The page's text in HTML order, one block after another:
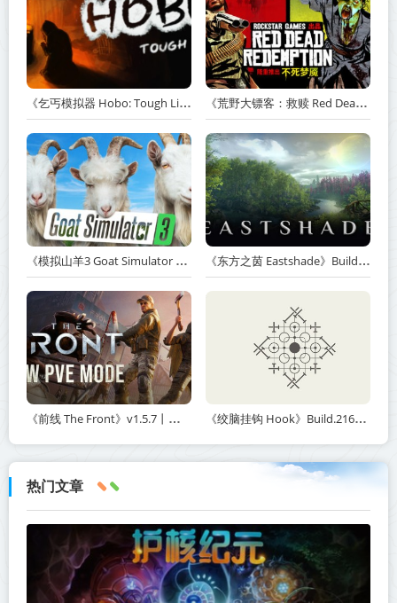
《乞丐模拟器 Hobo: Tough Life》v1.20.010-赠原声带+解锁全人物满级通关存档+多项修改器【单机+联机】丨中文版网盘下载 《荒野大镖客：救赎 Red Dead Redemption》v1.0.42.46611-送修改器丨中文版网盘下载
《模拟山羊3 Goat Simulator 3》v1.2.0.2-全DLC+含重制版【单机+联机】【PC/手机双端】丨中文版网盘下载 《东方之茵 Eastshade》Build.20251455-免安装中文版丨中文版网盘下载
《前线 The Front》v1.5.7丨中文版网盘下载 《绞脑挂钩 Hook》Build.21678887-免安装中文版丨中文版网盘下载
热门文章